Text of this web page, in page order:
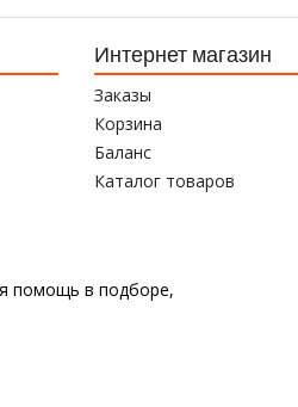
Интернет магазин
Заказы
Корзина
Баланс
Каталог товаров
помощь в подборе,